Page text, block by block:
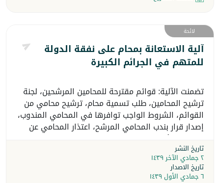
لائحة
آلية الاستعانة بمحام على نفقة الدولة
للمتهم في الجرائم الكبيرة
تضمنت الآلية: قوائم مقترحة للمحامين المرشحين، لجنة
ترشيح المحامين، طلب تسمية محام، ترشيح محامي من
القوائم، الشروط الواجب توافرها في المحامي المندوب،
إصدار قرار بندب المحامي المرشح، اعتذار المحامي عن
القضية، الأتعاب، عقد المحامي، الإخلال بالواجبات.
تاريخ النشر
٢ جمادي الآخر ١٤٣٩
تاريخ الاصدار
٦ جمادي الأول ١٤٣٩